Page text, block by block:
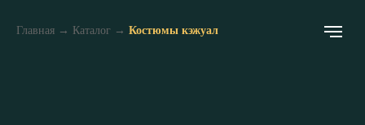
Главная → Каталог → Костюмы кэжуал